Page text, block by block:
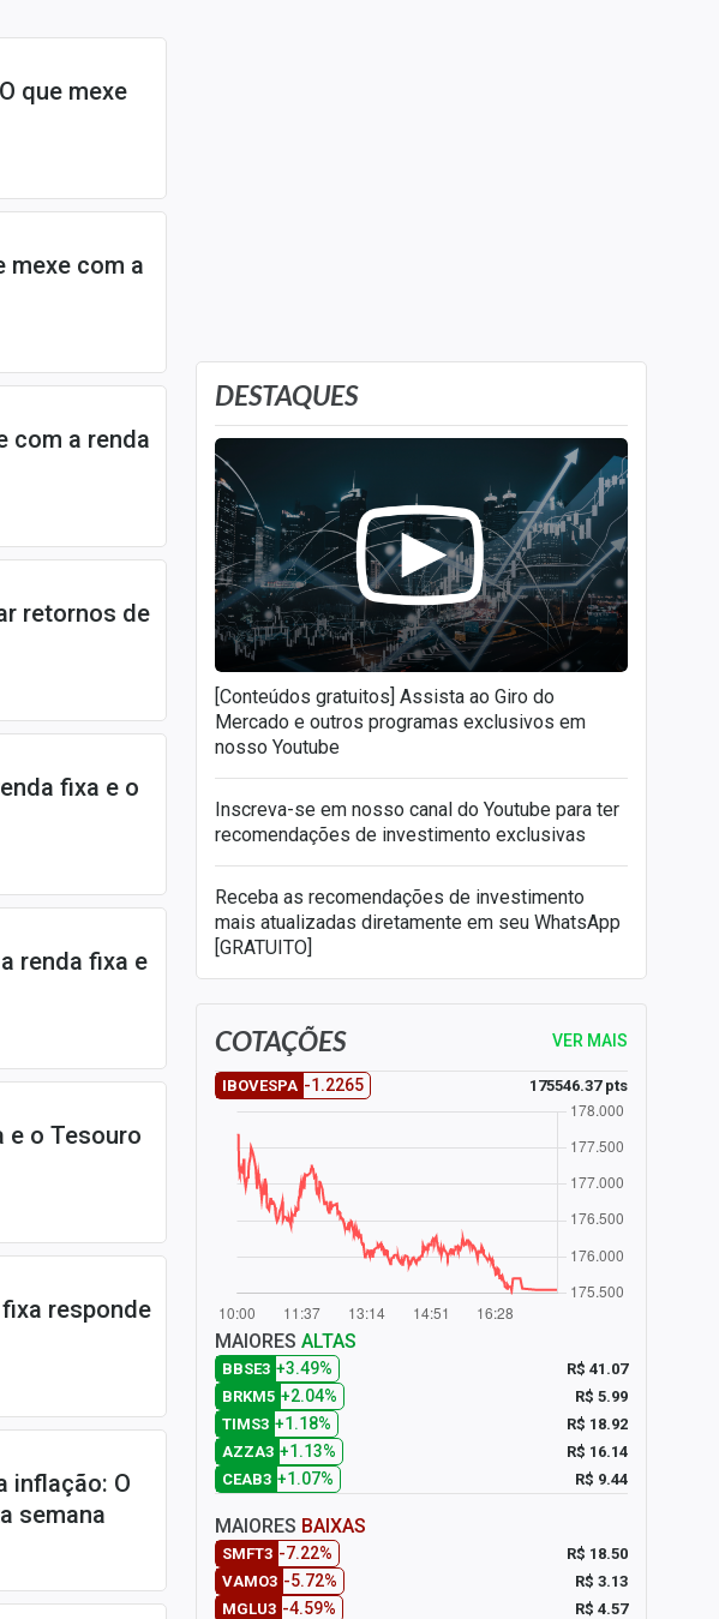
que mexe
mexe com a
com a renda
retornos de
fixa e o
renda fixa e
e o Tesouro
responde
inflação: O
semana
DESTAQUES
[Conteúdos gratuitos] Assista ao Giro do
Mercado e outros programas exclusivos em
nosso Youtube
Inscreva-se em nosso canal do Youtube para ter
recomendações de investimento exclusivas
Receba as recomendações de investimento
mais atualizadas diretamente em seu WhatsApp
[GRATUITO]
COTAÇÕES VER MAIS
IBOVESPA -1.2265 175546.37 pts
MAIORES ALTAS
BBSE3 +3.49%
R$ 41.07
BRKM5 +2.04%
R$ 5.99
TIMS3 +1.18%
R$ 18.92
AZZA3 +1.13%
R$ 16.14
CEAB3 +1.07% R$ 9.44
MAIORES BAIXAS
SMFT3 -7.22%
R$ 18.50
VAMO3 -5.72%
R$ 3.13
MGLU3 -4.59%
R$ 4.57